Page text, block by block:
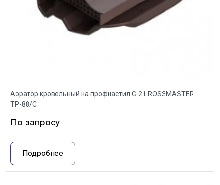
Аэратор кровельный на профнастил С-21 ROSSMASTER
ТР-88/С
По запросу
Подробнее